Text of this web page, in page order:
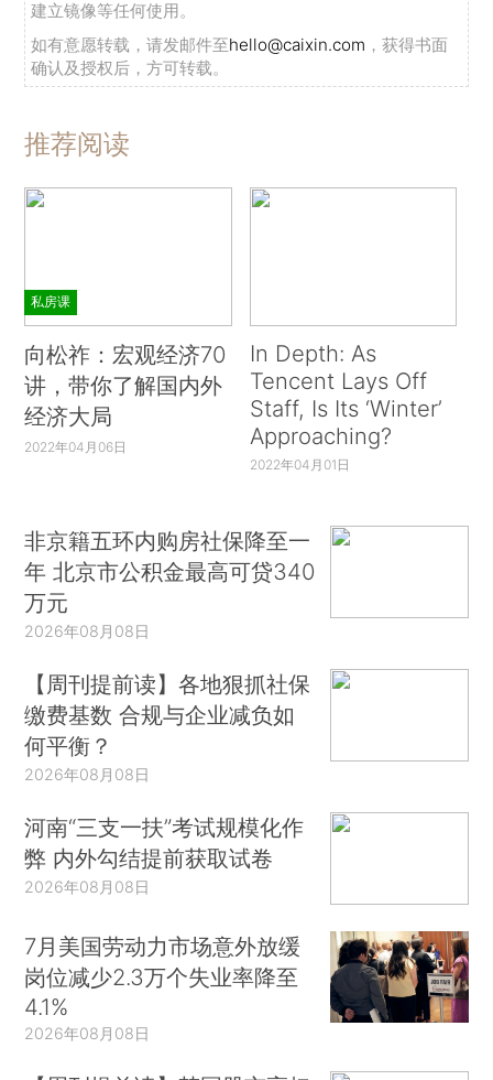
建立镜像等任何使用。
如有意愿转载，请发邮件至hello@caixin.com ，获得书面
确认及授权后，方可转载。
推荐阅读
私房课
向松祚：宏观经济70
讲，带你了解国内外
经济大局
2022年04月06日
In Depth: As
Tencent Lays Off
Staff, Is Its ‘Winter’
Approaching?
2022年04月01日
非京籍五环内购房社保降至一
年 北京市公积金最高可贷340
万元
2026年08月08日
【周刊提前读】各地狠抓社保
缴费基数 合规与企业减负如
何平衡？
2026年08月08日
河南“三支一扶”考试规模化作
弊 内外勾结提前获取试卷
2026年08月08日
7月美国劳动力市场意外放缓
岗位减少2.3万个失业率降至
4.1%
2026年08月08日